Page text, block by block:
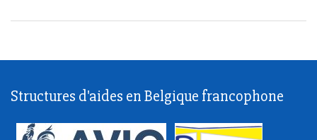
Structures d'aides en Belgique francophone